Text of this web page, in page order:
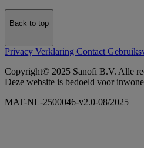
Back to top
Privacy Verklaring Contact
Copyright© 2025 Sanofi B.V. Alle
Deze website is bedoeld voor
MAT-NL-2500046-v2.0-08/2025